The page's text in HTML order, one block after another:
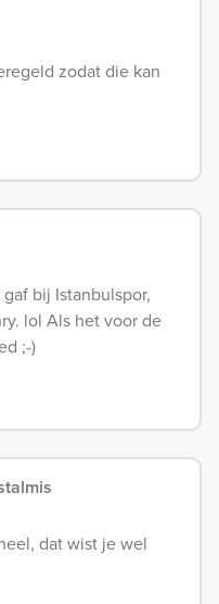
zodat die kan
bij Istanbulspor,
lol Als het voor de
;-)
dat wist je wel